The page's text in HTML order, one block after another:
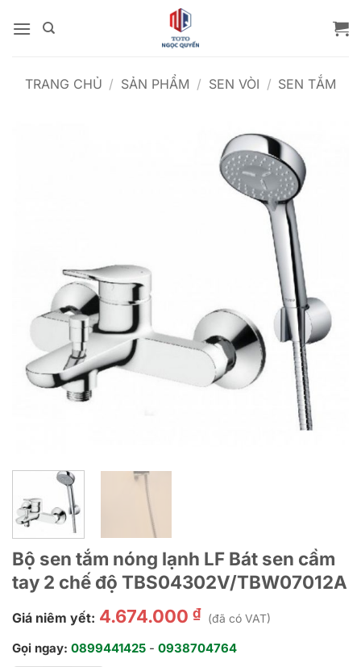
qua
TRANG CHỦ / SẢN PHẨM / SEN VÒI / SEN TẮM
Bộ sen tắm nóng lạnh LF Bát sen cầm
tay 2 chế độ TBS04302V/TBW07012A
Giá niêm yết: 4.674.000 ₫ (đã có VAT)
Gọi ngay: 0899441425 - 0938704764